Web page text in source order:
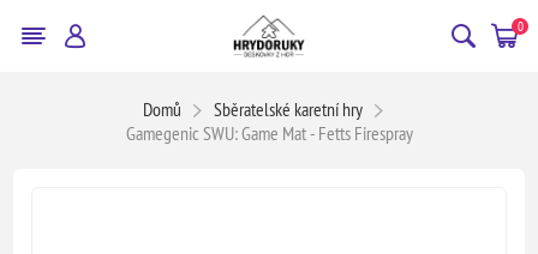
0
Domů
Sběratelské karetní hry
Gamegenic SWU: Game Mat - Fetts Firespray